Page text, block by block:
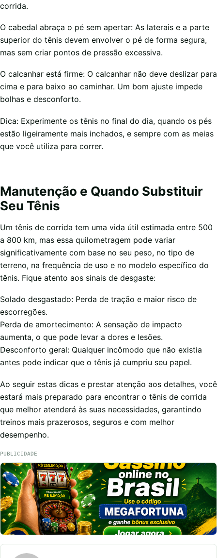
corrida.
O cabedal abraça o pé sem apertar: As laterais e a parte
superior do tênis devem envolver o pé de forma segura,
mas sem criar pontos de pressão excessiva.
O calcanhar está firme: O calcanhar não deve deslizar para
cima e para baixo ao caminhar. Um bom ajuste impede
bolhas e desconforto.
Dica: Experimente os tênis no final do dia, quando os pés
estão ligeiramente mais inchados, e sempre com as meias
que você utiliza para correr.
Manutenção e Quando Substituir
Seu Tênis
Um tênis de corrida tem uma vida útil estimada entre 500
a 800 km, mas essa quilometragem pode variar
significativamente com base no seu peso, no tipo de
terreno, na frequência de uso e no modelo específico do
tênis. Fique atento aos sinais de desgaste:
Solado desgastado: Perda de tração e maior risco de
escorregões.
Perda de amortecimento: A sensação de impacto
aumenta, o que pode levar a dores e lesões.
Desconforto geral: Qualquer incômodo que não existia
antes pode indicar que o tênis já cumpriu seu papel.
Ao seguir estas dicas e prestar atenção aos detalhes, você
estará mais preparado para encontrar o tênis de corrida
que melhor atenderá às suas necessidades, garantindo
treinos mais prazerosos, seguros e com melhor
desempenho.
PUBLICIDADE